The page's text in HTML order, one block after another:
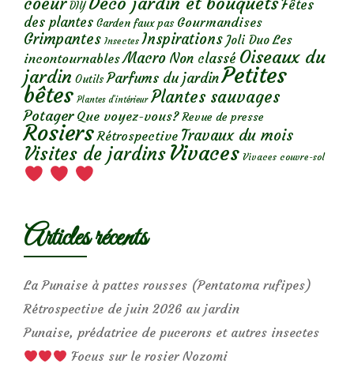
DIY
Fêtes
des plantes Garden faux pas Gourmandises
Grimpantes Insectes Inspirations Joli Duo Les
incontournables Macro Non classé Oiseaux du
jardin Outils Parfums du jardinPetites
bêtes Plantes d’intérieur Plantes sauvages
Potager Que voyez-vous? Revue de presse
Rosiers Rétrospective Travaux du mois
Visites de jardins Vivaces Vivaces couvre-sol
Articles récents
La Punaise à pattes rousses (Pentatoma rufipes)
Rétrospective de juin 2026 au jardin
Punaise, prédatrice de pucerons et autres insectes
Focus sur le rosier Nozomi